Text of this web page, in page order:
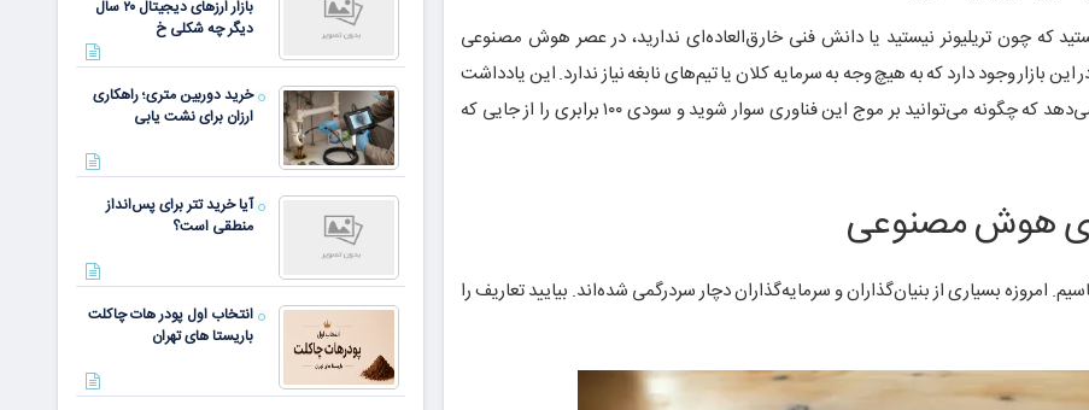
که چون تریلیونر نیستید یا دانش فنی خارق‌العاده‌ای ندارید، در عصر هوش مصنوعی
وجود دارد که به هیچ وجه به سرمایه کلان یا تیم‌های نابغه نیاز ندارد. این یادداشت
)، به شما نشان می‌دهد که چگونه می‌توانید بر موج این فناوری سوار شوید و سودی ۱۰۰ برابری را از جایی که
هوش مصنوعی
امروزه بسیاری از بنیان‌گذاران و سرمایه‌گذاران دچار سردرگمی شده‌اند. بیایید تعاریف را
بازار ارزهای دیجیتال ۲۰ سال
دیگر چه شکلی خ
خرید دوربین متری؛ راهکاری
ارزان برای نشت یابی
آیا خرید تتر برای پس‌انداز
منطقی است؟
انتخاب اول پودر هات چاکلت
باریستا های تهران